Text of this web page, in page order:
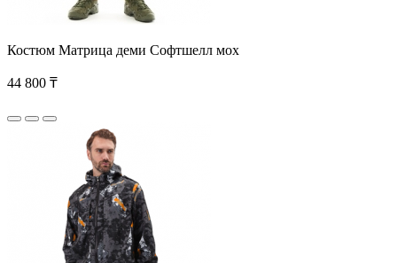
Костюм Матрица деми Софтшелл мох
44 800 ₸